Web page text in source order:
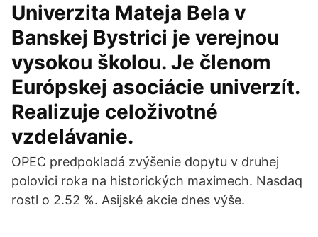
Univerzita Mateja Bela v
Banskej Bystrici je verejnou
vysokou školou. Je členom
Európskej asociácie univerzít.
Realizuje celoživotné
vzdelávanie.
OPEC predpokladá zvýšenie dopytu v druhej
polovici roka na historických maximech. Nasdaq
rostl o 2.52 %. Asijské akcie dnes výše.